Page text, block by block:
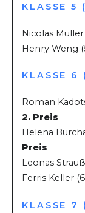
KLASSE 5
Nicolas
Henry Weng
KLASSE 6
Roman
2. Preis
Helena
Preis
Leonas
Ferris Keller
KLASSE 7